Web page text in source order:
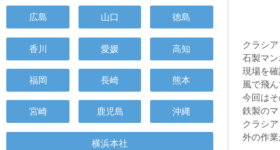
クラシ
石製マ
現場を
風で飛
今回は
鉄製の
クラシ
外の作
広島 山口 徳島
香川 愛媛 高知
福岡 長崎 熊本
宮崎 鹿児島 沖縄
横浜本社